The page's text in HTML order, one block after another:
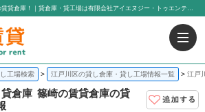
江戸川区篠崎町4丁目貸倉庫 篠崎の賃貸倉庫！｜貸倉庫・貸工場は有限会社アイエヌジー・トゥエンティーワン
工場検索 江戸川区の貸し倉庫・貸し工場情報一覧 江戸
倉庫 篠崎の賃貸倉庫の貸